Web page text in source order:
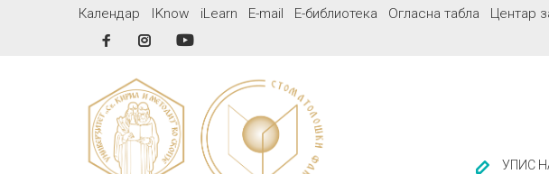
Календар IKnow iLearn E-mail Е-библиотека Огласна табла Центар
FacebookInstagram
УПИС